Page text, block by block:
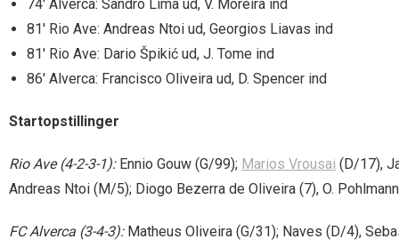
74′ Alverca: Sandro Lima ud, V. Moreira ind
81′ Rio Ave: Andreas Ntoi ud, Georgios Liavas ind
81′ Rio Ave: Dario Špikić ud, J. Tome ind
86′ Alverca: Francisco Oliveira ud, D. Spencer ind
Startopstillinger
Rio Ave (4-2-3-1):Ennio Gouw (G/99); Marios Vrousai (D/17),
Andreas Ntoi (M/5); Diogo Bezerra de Oliveira (7), O.
FC Alverca (3-4-3):Matheus Oliveira (G/31); Naves (D/4),